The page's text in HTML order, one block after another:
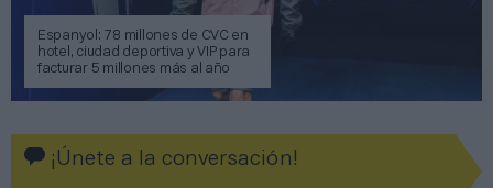
Espanyol: 78 millones de CVC en
hotel, ciudad deportiva y VIP para
facturar 5 millones más al año
¡Únete a la conversación!